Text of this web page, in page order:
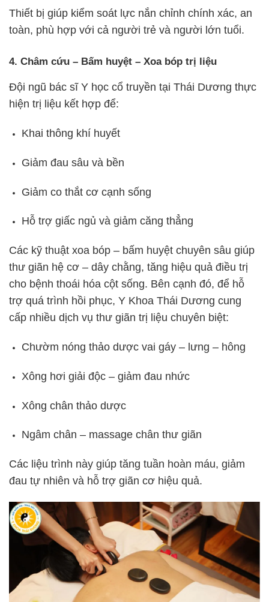
Thiết bị giúp kiểm soát lực nắn chỉnh chính xác, an
toàn, phù hợp với cả người trẻ và người lớn tuổi.
4. Châm cứu – Bấm huyệt – Xoa bóp trị liệu
Đội ngũ bác sĩ Y học cổ truyền tại Thái Dương thực
hiện trị liệu kết hợp để:
Khai thông khí huyết
Giảm đau sâu và bền
Giảm co thắt cơ cạnh sống
Hỗ trợ giấc ngủ và giảm căng thẳng
Các kỹ thuật xoa bóp – bấm huyệt chuyên sâu giúp
thư giãn hệ cơ – dây chằng, tăng hiệu quả điều trị
cho bệnh thoái hóa cột sống. Bên cạnh đó, để hỗ
trợ quá trình hồi phục, Y Khoa Thái Dương cung
cấp nhiều dịch vụ thư giãn trị liệu chuyên biệt:
Chườm nóng thảo dược vai gáy – lưng – hông
Xông hơi giải độc – giảm đau nhức
Xông chân thảo dược
Ngâm chân – massage chân thư giãn
Các liệu trình này giúp tăng tuần hoàn máu, giảm
đau tự nhiên và hỗ trợ giãn cơ hiệu quả.